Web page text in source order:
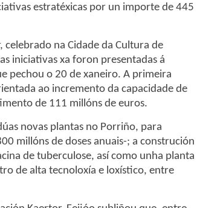
estratéxicas por un importe de 445
na Cidade da Cultura de
iniciativas xa foron presentadas á
pechou o 20 de xaneiro. A primeira
ao incremento da capacidade de
de 111 millóns de euros.
novas plantas no Porriño, para
millóns de doses anuais-; a construción
de tuberculose, así como unha planta
de alta tecnoloxía e loxístico, entre